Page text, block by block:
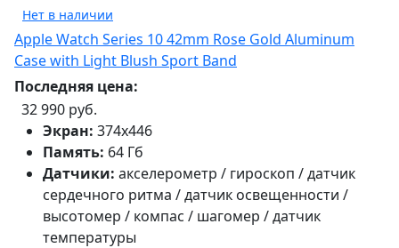
Нет в наличии
Apple Watch Series 10 42mm Rose Gold Aluminum
Case with Light Blush Sport Band
Последняя цена:
32 990 руб.
Экран: 374х446
Память: 64 Гб
Датчики: акселерометр / гироскоп / датчик
сердечного ритма / датчик освещенности /
высотомер / компас / шагомер / датчик
температуры